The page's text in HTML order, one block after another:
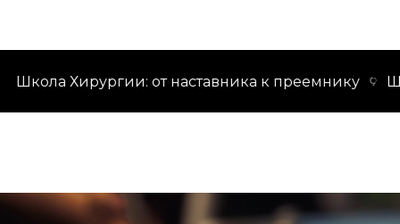
Школа Хирургии: от наставника к преемнику